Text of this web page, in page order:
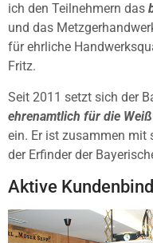
ich den Teilnehmern das
und das
für ehrliche
Fritz.
Seit 2011 setzt sich der
ehrenamtlich für die
ein. Er ist zusammen mit
der Erfinder der
Aktive